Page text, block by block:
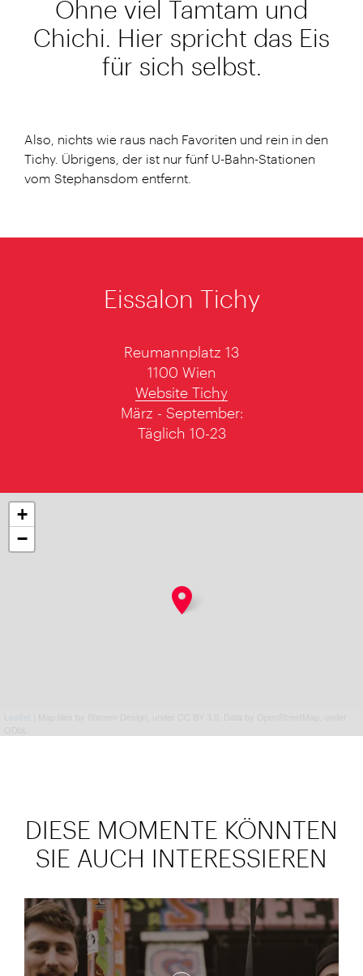
Ohne viel Tamtam und
Chichi. Hier spricht das Eis
für sich selbst.
Also, nichts wie raus nach Favoriten und rein in den
Tichy. Übrigens, der ist nur fünf U-Bahn-Stationen
vom Stephansdom entfernt.
Eissalon Tichy
Reumannplatz 13
1100 Wien
Website Tichy
März - September:
Täglich 10-23
+
−
Leaflet
DIESE MOMENTE KÖNNTEN
SIE AUCH INTERESSIEREN